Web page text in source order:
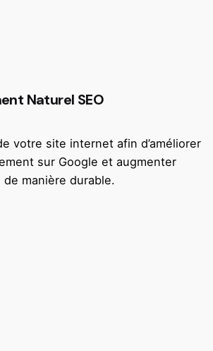
Naturel SEO
votre site internet afin d’améliorer
sur Google et augmenter
manière durable.